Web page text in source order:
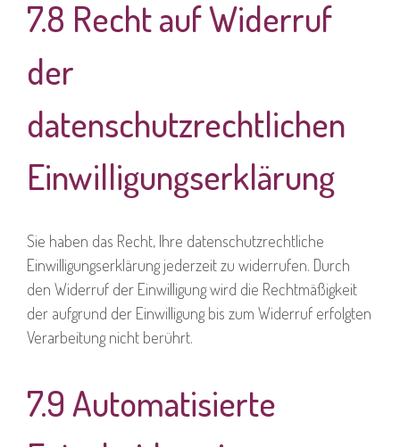
7.8 Recht auf Widerruf
der
datenschutzrechtlichen
Einwilligungserklärung
Sie haben das Recht, Ihre datenschutzrechtliche
Einwilligungserklärung jederzeit zu widerrufen. Durch
den Widerruf der Einwilligung wird die Rechtmäßigkeit
der aufgrund der Einwilligung bis zum Widerruf erfolgten
Verarbeitung nicht berührt.
7.9 Automatisierte